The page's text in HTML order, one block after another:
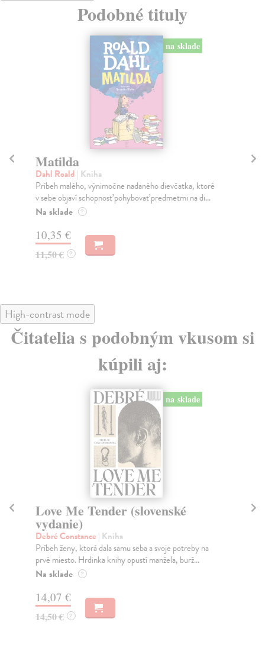
Podobné tituly
na sklade
Matilda
Dahl Roald | Kniha
Príbeh malého, výnimočne nadaného dievčatka, ktoré
v sebe objaví schopnosť pohybovať predmetmi na di...
Na sklade ?
10,35 €
11,50 € ?
High-contrast mode
Čitatelia s podobným vkusom si
kúpili aj:
na sklade
Love Me Tender (slovenské
vydanie)
Debré Constance | Kniha
Príbeh ženy, ktorá dala samu seba a svoje potreby na
prvé miesto. Hrdinka knihy opustí manžela, burž...
Na sklade ?
14,07 €
14,50 € ?